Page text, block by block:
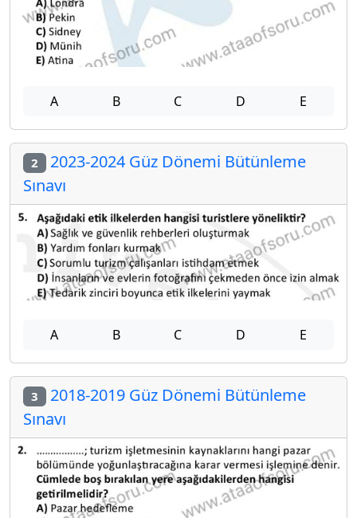
A B C D E
2 2023-2024 Güz Dönemi Bütünleme
Sınavı
A B C D E
3 2018-2019 Güz Dönemi Bütünleme
Sınavı